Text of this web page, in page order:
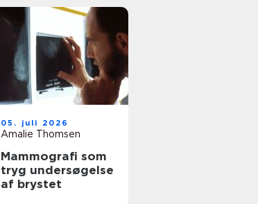
05. juli 2026
Amalie Thomsen
Mammografi som
tryg undersøgelse
af brystet